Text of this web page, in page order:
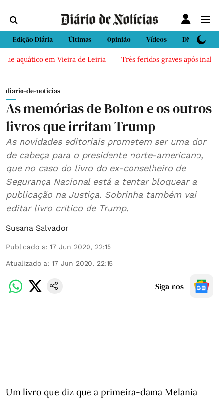
Edição Diária Últimas Opinião Vídeos DN Sport
em Vieira de Leiria Três feridos graves após inalação de
diario-de-noticias
As memórias de Bolton e os outros
livros que irritam Trump
As novidades editoriais prometem ser uma dor
de cabeça para o presidente norte-americano,
que no caso do livro do ex-conselheiro de
Segurança Nacional está a tentar bloquear a
publicação na Justiça. Sobrinha também vai
editar livro critico de Trump.
Susana Salvador
Publicado a: 17 Jun 2020, 22:15
Atualizado a: 17 Jun 2020, 22:15
Siga-nos
Um livro que diz que a primeira-dama Melania